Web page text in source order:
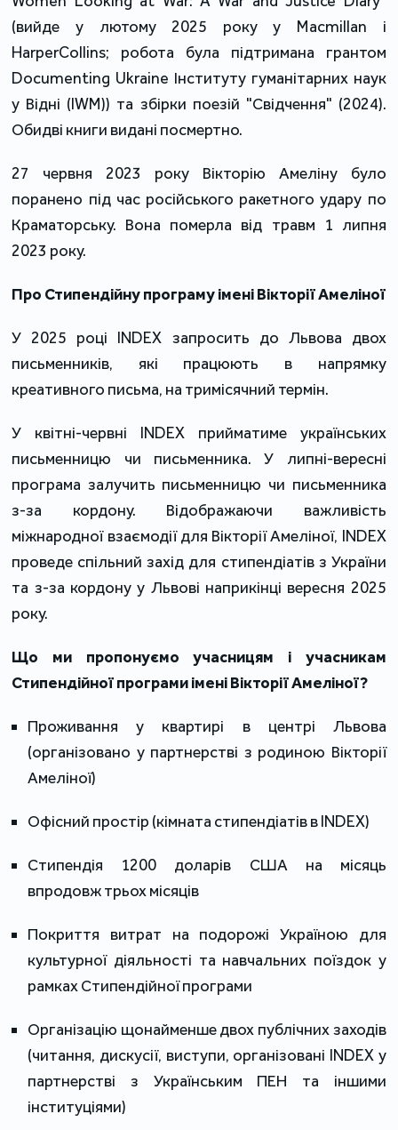
(вийде у лютому 2025 року у Macmillan і
HarperCollins; робота була підтримана грантом
Documenting Ukraine Інституту гуманітарних наук
у Відні (IWM)) та збірки поезій "Свідчення" (2024).
Обидві книги видані посмертно.
27 червня 2023 року Вікторію Амеліну було
поранено під час російського ракетного удару по
Краматорську. Вона померла від травм 1 липня
2023 року.
Про Стипендійну програму імені Вікторії Амеліної
У 2025 році INDEX запросить до Львова двох
письменників, які працюють в напрямку
креативного письма, на тримісячний термін.
У квітні-червні INDEX прийматиме українських
письменницю чи письменника. У липні-вересні
програма залучить письменницю чи письменника
з-за кордону. Відображаючи важливість
міжнародної взаємодії для Вікторії Амеліної, INDEX
проведе спільний захід для стипендіатів з України
та з-за кордону у Львові наприкінці вересня 2025
року.
Що ми пропонуємо учасницям і учасникам
Стипендійної програми імені Вікторії Амеліної?
Проживання у квартирі в центрі Львова
(організовано у партнерстві з родиною Вікторії
Амеліної)
Офісний простір (кімната стипендіатів в INDEX)
Стипендія 1200 доларів США на місяць
впродовж трьох місяців
Покриття витрат на подорожі Україною для
культурної діяльності та навчальних поїздок у
рамках Стипендійної програми
Організацію щонайменше двох публічних заходів
(читання, дискусії, виступи, організовані INDEX у
партнерстві з Українським ПЕН та іншими
інституціями)